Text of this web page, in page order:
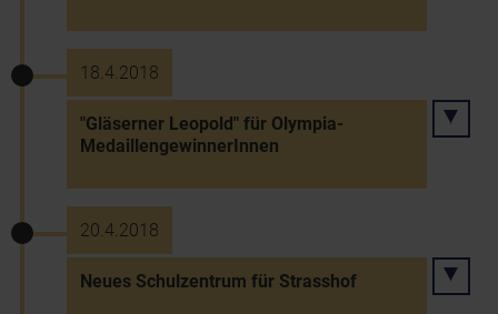
18.4.2018
"Gläserner Leopold" für Olympia-
MedaillengewinnerInnen
20.4.2018
Neues Schulzentrum für Strasshof